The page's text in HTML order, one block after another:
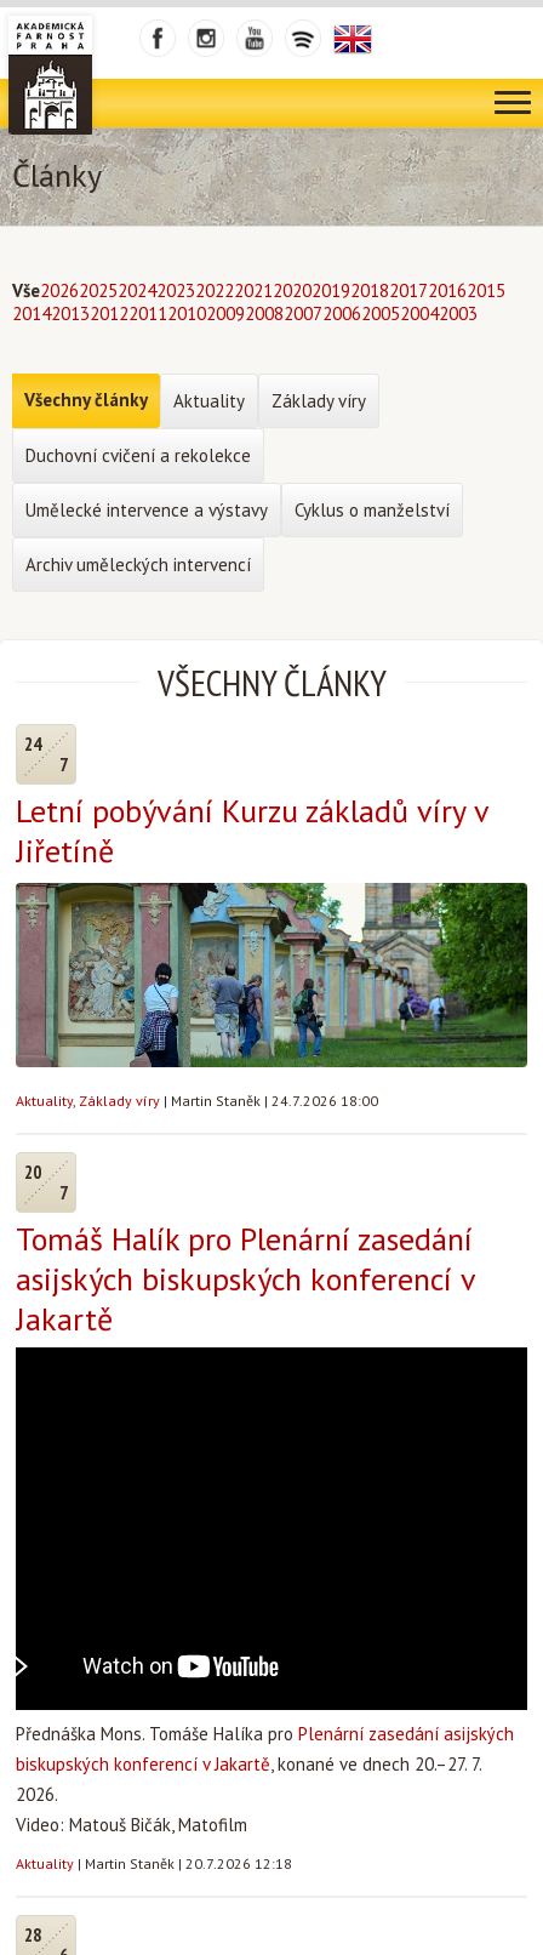
Články
Vše202620252024202320222021202020192018201720162015
201420132012201120102009200820072006200520042003
VŠECHNY ČLÁNKY
24
7
Letní pobývání Kurzu základů víry v
Jiřetíně
Aktuality, Základy víry | Martin Staněk | 24.7.2026 18:00
20
7
Tomáš Halík pro Plenární zasedání
asijských biskupských konferencí v
Jakartě
Přednáška Mons. Tomáše Halíka pro Plenární zasedání asijských
biskupských konferencí v Jakartě, konané ve dnech 20.–27. 7.
2026.
Video: Matouš Bičák, Matofilm
Aktuality | Martin Staněk | 20.7.2026 12:18
28
Všechny články Aktuality Základy víry
Duchovní cvičení a rekolekce
Umělecké intervence a výstavy Cyklus o manželství
Archiv uměleckých intervencí